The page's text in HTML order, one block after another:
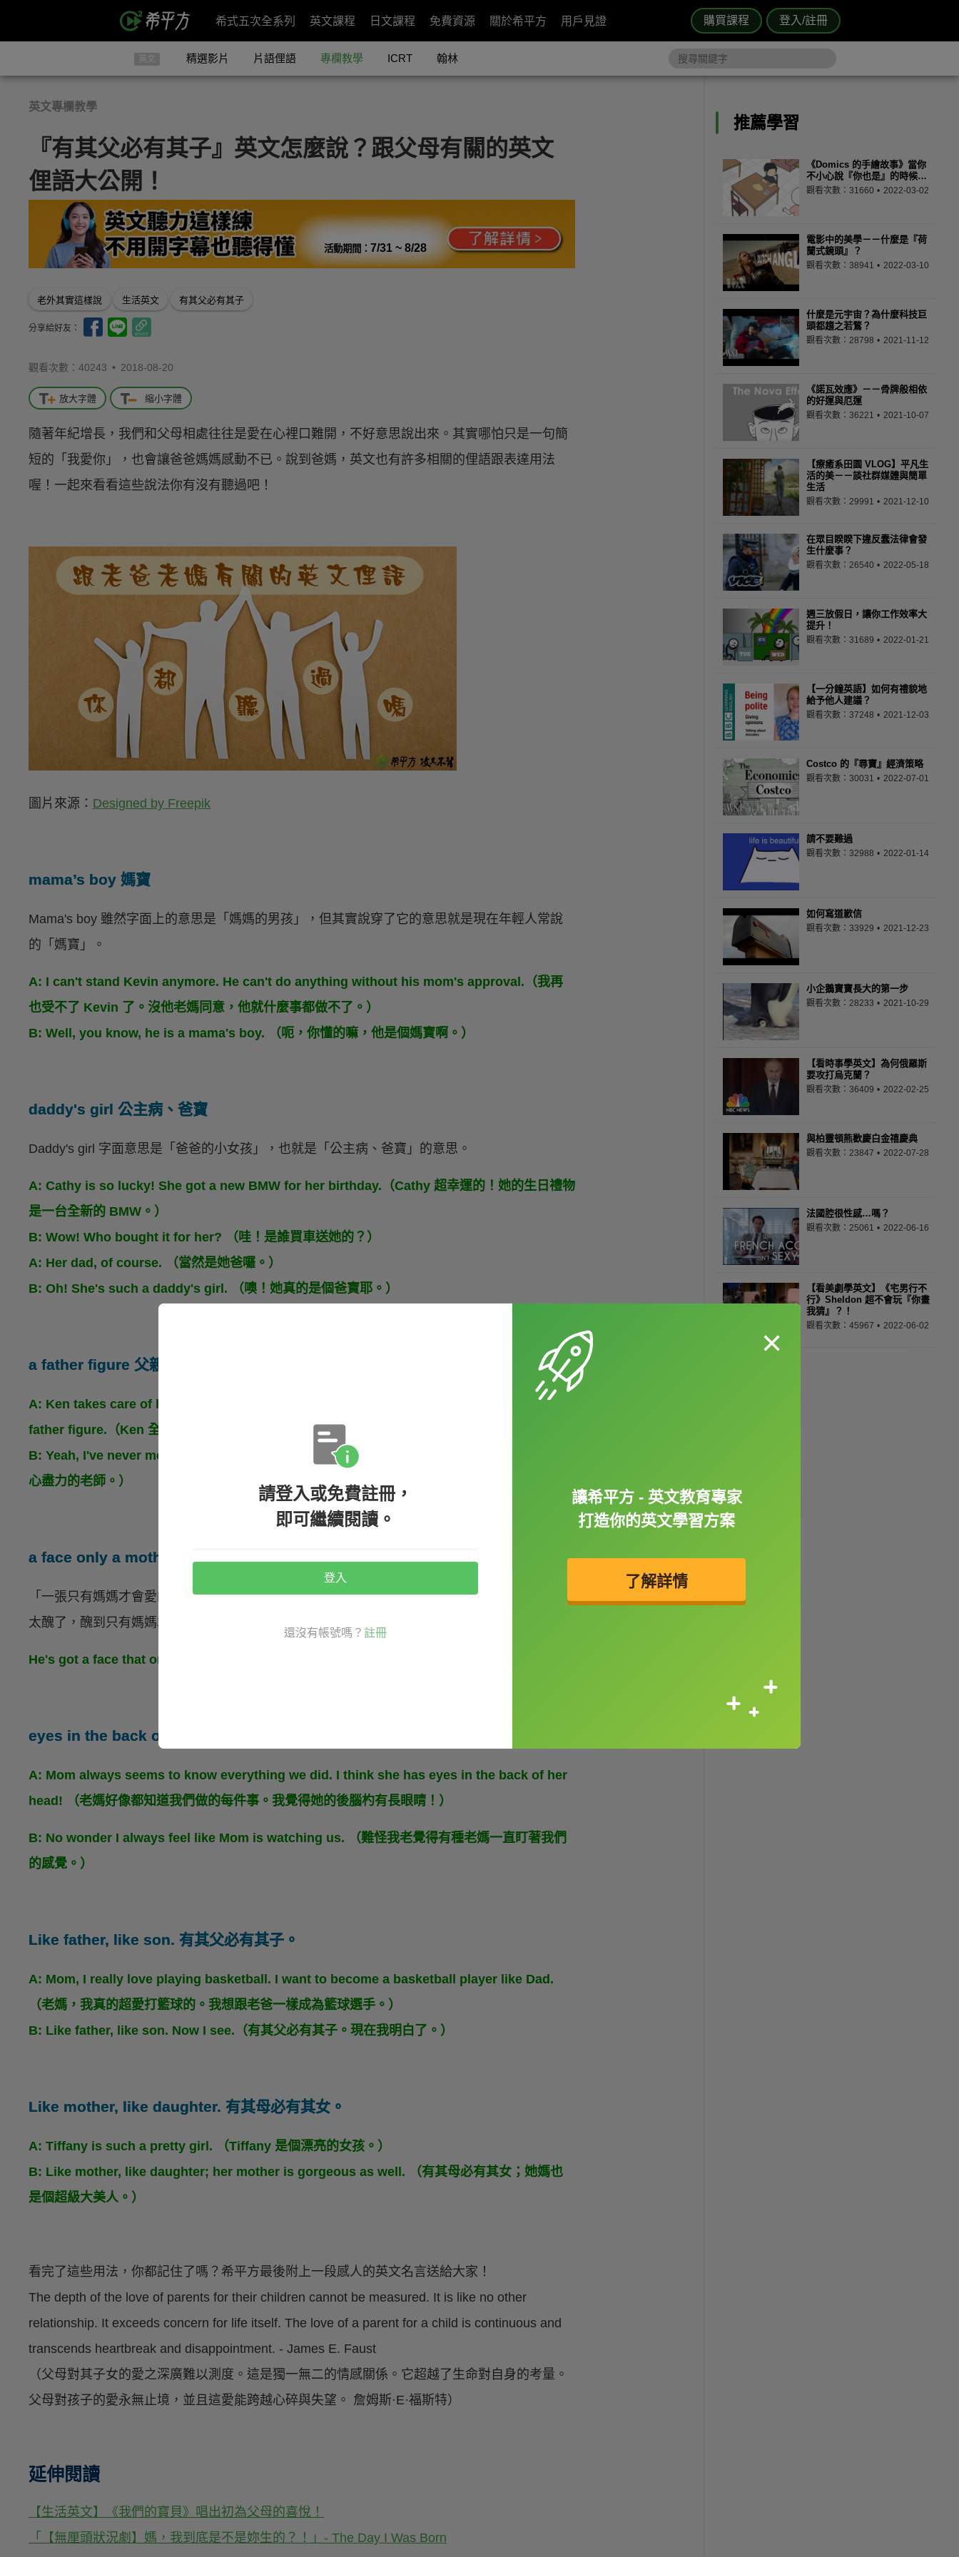
購買課程 登入/註冊
希式五次全系列 英文課程 日文課程 免費資源 關於希平方 用戶見證
英文 精選影片 片語俚語 專欄教學 ICRT 翰林
英文專欄教學
『有其父必有其子』英文怎麼說？跟父母有關的英文
俚語大公開！
活動期間： 7/31 ~ 8/28
老外其實這樣說 生活英文 有其父必有其子
分享給好友：
觀看次數：40243 • 2018-08-20
放大字體 縮小字體
隨著年紀增長，我們和父母相處往往是愛在心裡口難開，不好意思說出來。其實哪怕只是一句簡
短的「我愛你」，也會讓爸爸媽媽感動不已。說到爸媽，英文也有許多相關的俚語跟表達用法
喔！一起來看看這些說法你有沒有聽過吧！
圖片來源： Designed by Freepik
mama’s boy 媽寶
Mama's boy 雖然字面上的意思是「媽媽的男孩」，但其實說穿了它的意思就是現在年輕人常說
的「媽寶」。
A: I can't stand Kevin anymore. He can't do anything without his mom's approval.（我再
也受不了 Kevin 了。沒他老媽同意，他就什麼事都做不了。）
B: Well, you know, he is a mama's boy. （呃，你懂的嘛，他是個媽寶啊。）
daddy's girl 公主病、爸寶
Daddy's girl 字面意思是「爸爸的小女孩」，也就是「公主病、爸寶」的意思。
A: Cathy is so lucky! She got a new BMW for her birthday.（Cathy 超幸運的！她的生日禮物
是一台全新的 BMW。）
B: Wow! Who bought it for her? （哇！是誰買車送她的？）
A: Her dad, of course. （當然是她爸囉。）
B: Oh! She's such a daddy's girl. （噢！她真的是個爸寶耶。）
a father figure 父親般的人物
A: Ken takes care of his students wholeheartedly. Many of them even regard him as a
father figure.（Ken 全心全意地照顧他的學生們。很多人甚至把他視為父親般的人物。 ）
B: Yeah, I've never met a teacher as dedicated as he is.（就是說啊，我從未遇過像他這樣盡
心盡力的老師。）
a face only a mother could love 一張只有媽媽才會愛的臉
「一張只有媽媽才會愛的臉」到底是什麼意思呢？其實這個俚語的言外之意就是一個人長得實在
太醜了，醜到只有媽媽才能愛得了。
He's got a face that only a mother could love. （他長得很抱歉。）
eyes in the back of his / her head. 後腦杓有長眼睛。
A: Mom always seems to know everything we did. I think she has eyes in the back of her
head! （老媽好像都知道我們做的每件事。我覺得她的後腦杓有長眼睛！）
B: No wonder I always feel like Mom is watching us. （難怪我老覺得有種老媽一直盯著我們
的感覺。）
Like father, like son. 有其父必有其子。
A: Mom, I really love playing basketball. I want to become a basketball player like Dad.
（老媽，我真的超愛打籃球的。我想跟老爸一樣成為籃球選手。）
B: Like father, like son. Now I see.（有其父必有其子。現在我明白了。）
Like mother, like daughter. 有其母必有其女。
A: Tiffany is such a pretty girl. （Tiffany 是個漂亮的女孩。）
B: Like mother, like daughter; her mother is gorgeous as well. （有其母必有其女；她媽也
是個超級大美人。）
看完了這些用法，你都記住了嗎？希平方最後附上一段感人的英文名言送給大家！
The depth of the love of parents for their children cannot be measured. It is like no other
relationship. It exceeds concern for life itself. The love of a parent for a child is continuous and
transcends heartbreak and disappointment. - James E. Faust
（父母對其子女的愛之深廣難以測度。這是獨一無二的情感關係。它超越了生命對自身的考量。
父母對孩子的愛永無止境，並且這愛能跨越心碎與失望。 詹姆斯·E·福斯特）
延伸閱讀
【生活英文】《我們的寶貝》唱出初為父母的喜悅！
「【無厘頭狀況劇】媽，我到底是不是妳生的？！」- The Day I Was Born
推薦學習
《Domics 的手繪故事》當你
不小心說『你也是』的時候…
觀看次數：31660 2022-03-02
電影中的美學－－什麼是『荷
蘭式鏡頭』？
觀看次數：38941 2022-03-10
什麼是元宇宙？為什麼科技巨
頭都趨之若鶩？
觀看次數：28798 2021-11-12
《諾瓦效應》－－骨牌般相依
的好運與厄運
觀看次數：36221 2021-10-07
【療癒系田園 VLOG】平凡生
活的美－－談社群媒體與簡單
生活
觀看次數：29991 2021-12-10
在眾目睽睽下違反蠢法律會發
生什麼事？
觀看次數：26540 2022-05-18
週三放假日，讓你工作效率大
提升！
觀看次數：31689 2022-01-21
【一分鐘英語】如何有禮貌地
給予他人建議？
觀看次數：37248 2021-12-03
Costco 的『尋寶』經濟策略
觀看次數：30031 2022-07-01
請不要難過
觀看次數：32988 2022-01-14
如何寫道歉信
觀看次數：33929 2021-12-23
小企鵝寶寶長大的第一步
觀看次數：28233 2021-10-29
【看時事學英文】為何俄羅斯
要攻打烏克蘭？
觀看次數：36409 2022-02-25
與柏靈頓熊歡慶白金禧慶典
觀看次數：23847 2022-07-28
法國腔很性感…嗎？
觀看次數：25061 2022-06-16
【看美劇學英文】《宅男行不
行》Sheldon 超不會玩『你畫
我猜』？！
觀看次數：45967 2022-06-02
×
請登入或免費註冊，
即可繼續閱讀。
登入
還沒有帳號嗎？ 註冊
讓希平方 - 英文教育專家
打造你的英文學習方案
了解詳情